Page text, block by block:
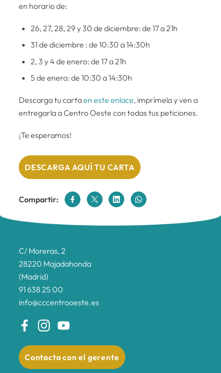
en horario de:
26, 27, 28, 29 y 30 de diciembre: de 17 a 21h
31 de diciembre : de 10:30 a 14:30h
2, 3 y 4 de enero: de 17 a 21h
5 de enero: de 10:30 a 14:30h
Descarga tu cartaen este enlace, imprímela y ven a
entregarla a Centro Oeste con todas tus peticiones.
¡Te esperamos!
DESCARGA AQUÍ TU CARTA
Compartir:
C/ Moreras, 2
28220 Majadahonda
(Madrid)
91 638 25 00
info@cccentrooeste.es
Contacta con el gerente